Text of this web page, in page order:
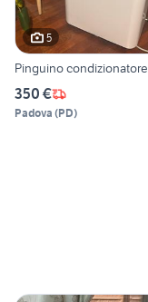
5
Pinguino condizionatore
350 €
Padova (PD)